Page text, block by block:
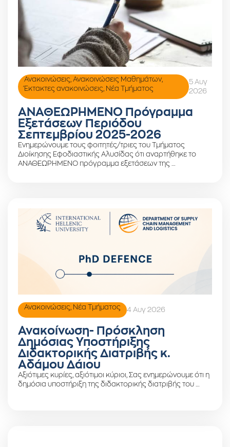
Ανακοινώσεις Ανακοινώσεις Μαθημάτων,
Έκτακτες ανακοινώσεις
Νέα Τμήματος
5 Αυγ
2026
ΑΝΑΘΕΩΡΗΜΕΝΟ Πρόγραμμα
Εξετάσεων Περιόδου
Σεπτεμβρίου 2025-2026
Ενημερώνουμε τους φοιτητές/τριες του Τμήματος
Διοίκησης Εφοδιαστικής Αλυσίδας ότι αναρτήθηκε το
ΑΝΑΘΕΩΡΗΜΕΝΟ πρόγραμμα εξετάσεων της …
Ανακοινώσεις Νέα Τμήματος 4 Αυγ 2026
Ανακοίνωση- Πρόσκληση
Δημόσιας Υποστήριξης
Διδακτορικής Διατριβής κ.
Αδάμου Δάιου
Αξιότιμες κυρίες, αξιότιμοι κύριοι, Σας ενημερώνουμε ότι η
δημόσια υποστήριξη της διδακτορικής διατριβής του …